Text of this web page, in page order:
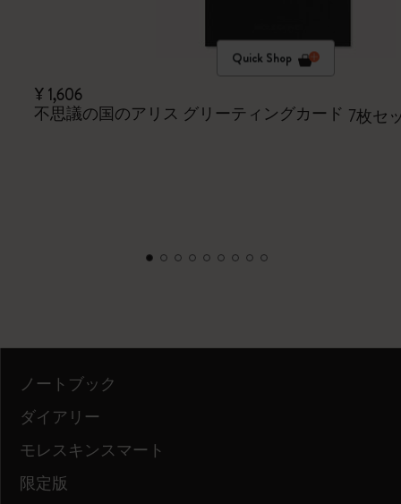
Quick Shop
¥ 1,606
不思議の国のアリス グリーティングカード 7枚セ
ノートブック
ダイアリー
モレスキンスマート
限定版